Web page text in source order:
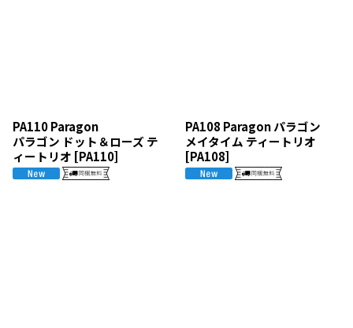
PA110 Paragon
パラゴン ドット＆ローズ テ
ィートリオ [PA110]
PA108 Paragon パラゴン
メイタイム ティートリオ
[PA108]